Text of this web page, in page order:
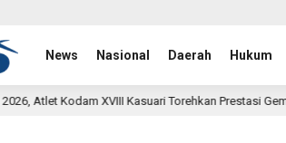
News Nasional Daerah Hukum
Torehkan Prestasi Gemilang 20 menit lalu